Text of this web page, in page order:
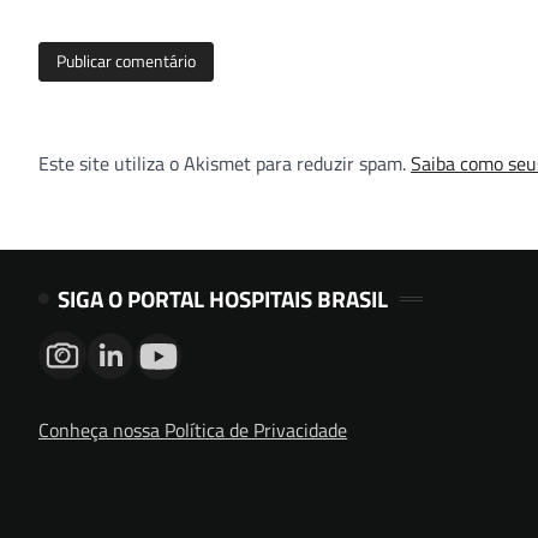
Este site utiliza o Akismet para reduzir spam.Saiba como
SIGA O PORTAL HOSPITAIS BRASIL
Conheça nossa Política de Privacidade